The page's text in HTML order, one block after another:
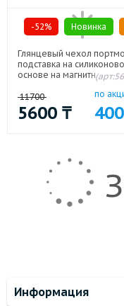
-52% Новинка
Глянцевый чехол
подставка на
основе на магнитной
11700
5600 ₸
по
Информация